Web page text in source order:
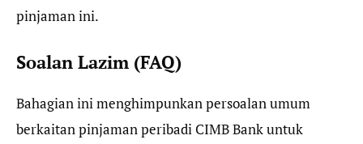
pinjaman ini.
Soalan Lazim (FAQ)
Bahagian ini menghimpunkan persoalan umum
berkaitan pinjaman peribadi CIMB Bank untuk